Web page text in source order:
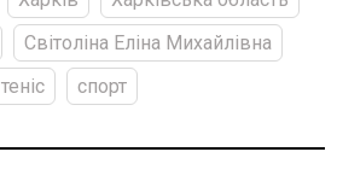
Світоліна Еліна Михайлівна
теніс
спорт